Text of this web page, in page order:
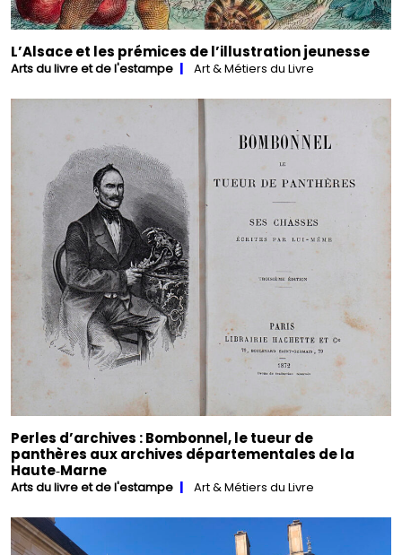
L’Alsace et les prémices de l’illustration jeunesse
Arts du livre et de l'estampe Art & Métiers du Livre
Perles d’archives : ​​​​​​Bombonnel, le tueur de
panthères aux archives départementales de la
Haute‑Marne
Arts du livre et de l'estampe Art & Métiers du Livre